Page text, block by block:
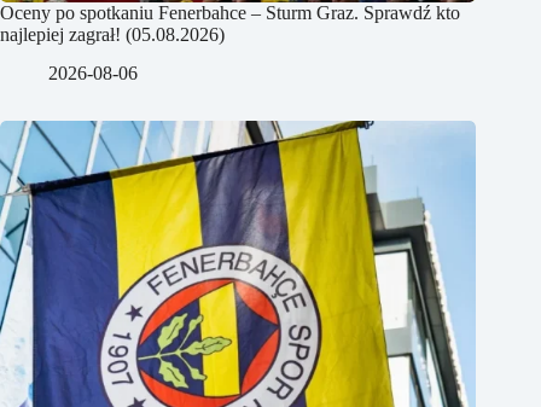
Oceny po spotkaniu Fenerbahce – Sturm Graz. Sprawdź kto
najlepiej zagrał! (05.08.2026)
2026-08-06